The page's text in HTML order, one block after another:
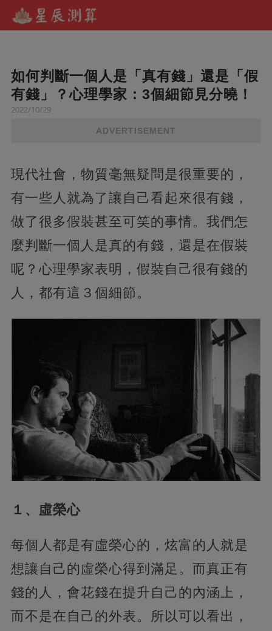
如何判斷一個人是「真有錢」還是「假
有錢」？心理學家：3個細節見分曉！
2022/10/29
ADVERTISEMENT
現代社會，物質毫無疑問是很重要的，
有一些人就為了讓自己看起來很有錢，
做了很多假裝甚至可笑的事情。我們怎
麼判斷一個人是真的有錢，還是在假裝
呢？心理學家表明，假裝自己很有錢的
人，都有這３個細節。
１、虛榮心
每個人都是有虛榮心的，炫富的人就是
想讓自己的虛榮心得到滿足。而真正有
錢的人，會花錢在提升自己的內涵上，
而不是在自己的外表。所以可以看出，